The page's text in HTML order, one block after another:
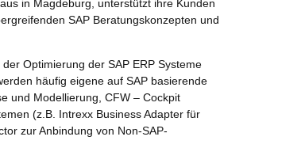
in Magdeburg, unterstützt ihre Kunden
SAP Beratungskonzepten und
Optimierung der SAP ERP Systeme
häufig eigene auf SAP basierende
und Modellierung, CFW – Cockpit
(z.B. Intrexx Business Adapter für
zur Anbindung von Non-SAP-